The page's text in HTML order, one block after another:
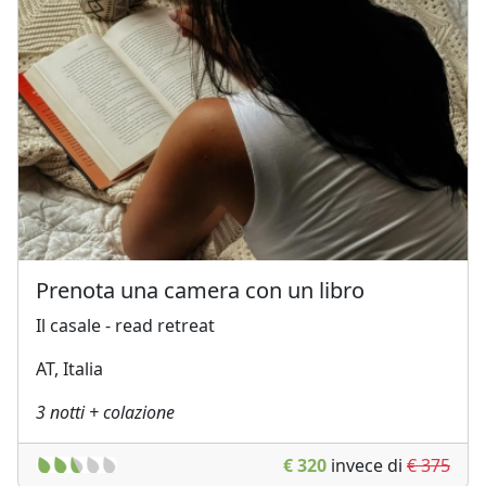
Guardaroba
Scrivania
Ferro da stiro
Divano
Tavolo da pranzo
tisane
Prenota una camera con un libro
Il casale - read retreat
AT, Italia
3 notti + colazione
€ 320 invece di € 375